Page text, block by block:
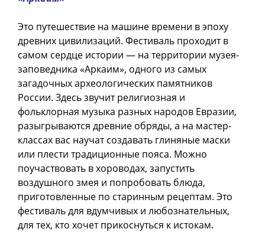
Это путешествие на машине времени в эпоху
древних цивилизаций. Фестиваль проходит в
самом сердце истории — на территории музея-
заповедника «Аркаим», одного из самых
загадочных археологических памятников
России. Здесь звучит религиозная и
фольклорная музыка разных народов Евразии,
разыгрываются древние обряды, а на мастер-
классах вас научат создавать глиняные маски
или плести традиционные пояса. Можно
поучаствовать в хороводах, запустить
воздушного змея и попробовать блюда,
приготовленные по старинным рецептам. Это
фестиваль для вдумчивых и любознательных,
для тех, кто хочет прикоснуться к истокам.